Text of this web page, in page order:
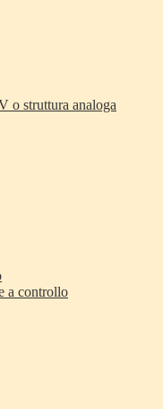
o struttura analoga
a controllo